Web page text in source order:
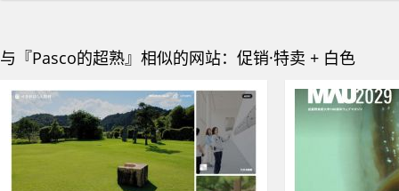
与『Pasco的超熟』相似的网站：促销·特卖 + 白色